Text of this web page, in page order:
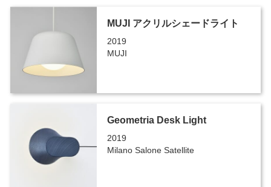
MUJI アクリルシェードライト
2019
MUJI
Geometria Desk Light
2019
Milano Salone Satellite